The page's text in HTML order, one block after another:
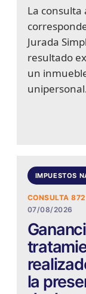
La
Jurada
resultado
un
IMPUESTOS
CONSULTA
07/08/2026
la